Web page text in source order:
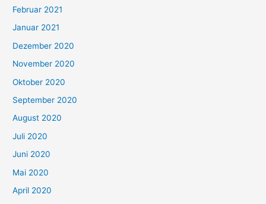
Februar 2021
Januar 2021
Dezember 2020
November 2020
Oktober 2020
September 2020
August 2020
Juli 2020
Juni 2020
Mai 2020
April 2020